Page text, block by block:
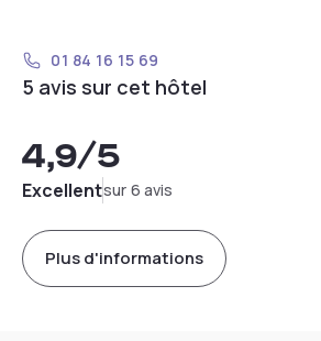
01 84 16 15 69
5 avis sur cet hôtel
4,9/5
Excellentsur 6 avis
Plus d'informations